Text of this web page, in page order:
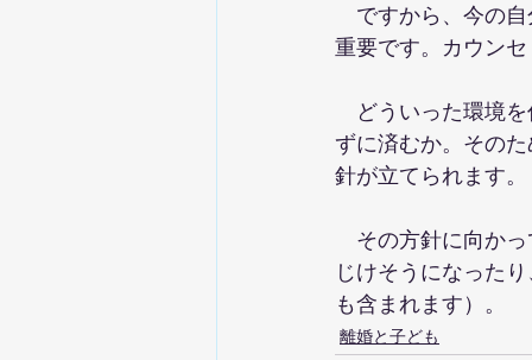
ですから、今の自
重要です。カウン
どういった環境を
ずに済むか。その
針が立てられます。
その方針に向かっ
じけそうになった
も含まれます）。
離婚と子ども